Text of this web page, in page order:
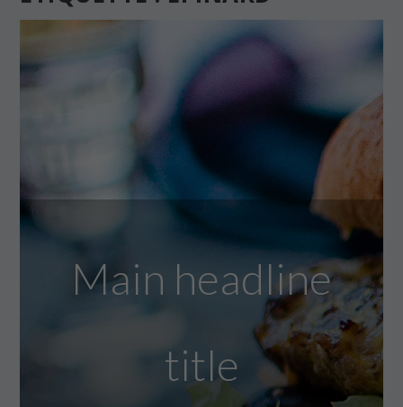
Main headline
title